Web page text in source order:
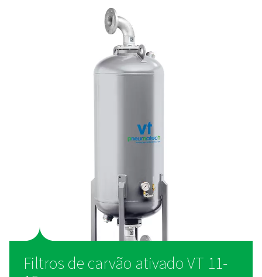
Construída com construção robusta e tecnologia de
a linha VT 11-15 oferece resultados consistentes e
protegendo seus equipamentos e processos.
ENERGETICAMENTE EFICIENTE
Um caminho de fluxo interno otimizado minimiza a queda
mesmo em aplicações de alta capacidade.